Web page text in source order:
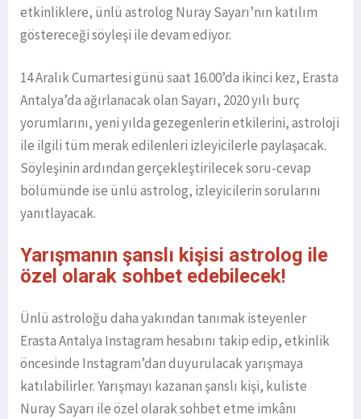
etkinliklere, ünlü astrolog Nuray Sayarı’nın katılım
göstereceği söyleşi ile devam ediyor.
14 Aralık Cumartesi günü saat 16.00’da ikinci kez, Erasta
Antalya’da ağırlanacak olan Sayarı, 2020 yılı burç
yorumlarını, yeni yılda gezegenlerin etkilerini, astroloji
ile ilgili tüm merak edilenleri izleyicilerle paylaşacak.
Söyleşinin ardından gerçekleştirilecek soru-cevap
bölümünde ise ünlü astrolog, izleyicilerin sorularını
yanıtlayacak.
Yarışmanın şanslı kişisi astrolog ile
özel olarak sohbet edebilecek!
Ünlü astroloğu daha yakından tanımak isteyenler
Erasta Antalya Instagram hesabını takip edip, etkinlik
öncesinde Instagram’dan duyurulacak yarışmaya
katılabilirler. Yarışmayı kazanan şanslı kişi, kuliste
Nuray Sayarı ile özel olarak sohbet etme imkânı